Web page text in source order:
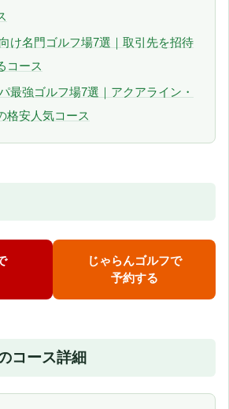
け名門ゴルフ場7選｜取引先を招待
コース
最強ゴルフ場7選｜アクアライン・
格安人気コース
じゃらんゴルフで
予約する
コース詳細